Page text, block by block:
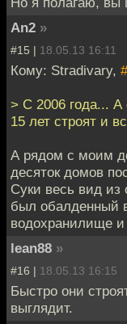
An2 »
#15 | 18.05.13 16:11
Кому: Stradivary,
> C 2006 года... А
15 лет строят и
А рядом с моим
десяток домов
Суки весь вид из
был обалденный
водохранилище
lean88 »
#16 | 18.05.13 16:15
Быстро они
выглядит.